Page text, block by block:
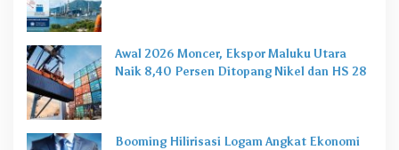
Awal 2026 Moncer, Ekspor Maluku Utara
Naik 8,40 Persen Ditopang Nikel dan HS 28
Booming Hilirisasi Logam Angkat Ekonomi